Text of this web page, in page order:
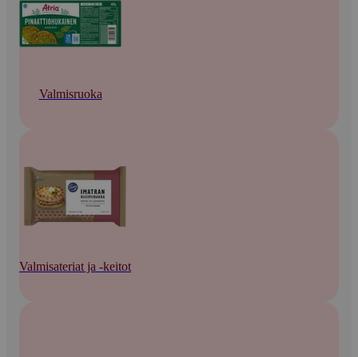
Valmisruoka
Valmisateriat ja -keitot